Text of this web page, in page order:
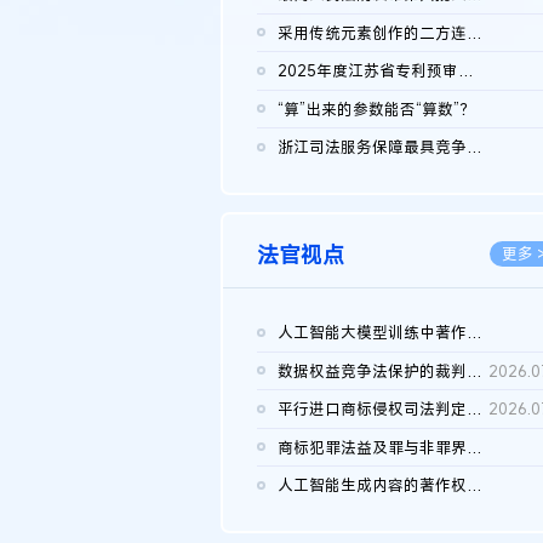
采用传统元素创作的二方连续装饰图案作品的独创性及侵权对比认定
2025年度江苏省专利预审典型案例
“算”出来的参数能否“算数”？
浙江司法服务保障最具竞争力营商环境建设典型案例（第二批）含侵...
法官视点 更多
人工智能大模型训练中著作权的合理使用
数据权益竞争法保护的裁判路径构建
平行进口商标侵权司法判定规则的困境与纾解
商标犯罪法益及罪与非罪界限研究
人工智能生成内容的著作权司法认定：演进逻辑、现实困境与规则建...